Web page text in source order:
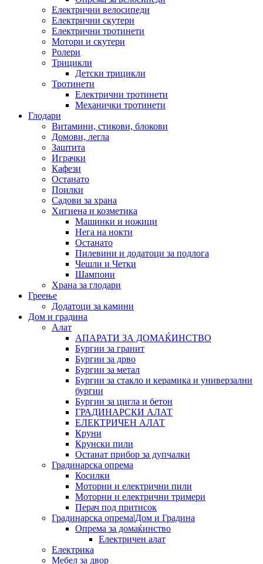
Електрични велосипеди
Електрични скутери
Електрични тротинети
Мотори и скутери
Ролери
Трицикли
Детски трицикли
Тротинети
Електрични тротинети
Механички тротинети
Глодари
Витамини, стикови, блокови
Домови, легла
Заштита
Играчки
Кафези
Останато
Поилки
Садови за храна
Хигиена и козметика
Машинки и ножици
Нега на нокти
Останато
Пилевини и додатоци за подлога
Чешли и Четки
Шампони
Храна за глодари
Греење
Додатоци за камини
Дом и градина
Алат
АПАРАТИ ЗА ДОМАЌИНСТВО
Бургии за гранит
Бургии за дрво
Бургии за метал
Бургии за стакло и керамика и универзални
бургии
Бургии за цигла и бетон
ГРАДИНАРСКИ АЛАТ
ЕЛЕКТРИЧЕН АЛАТ
Круни
Крунски пили
Останат прибор за дупчалки
Градинарска опрема
Косилки
Моторни и електрични пили
Моторни и електрични тримери
Перач под притисок
Градинарска опрема|Дом и Градина
Опрема за домаќинство
Електричен алат
Електрика
Мебел за двор